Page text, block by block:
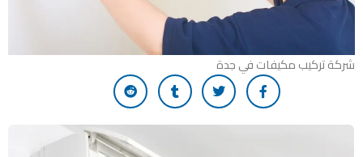
شركة تركيب مكيفات في جدة